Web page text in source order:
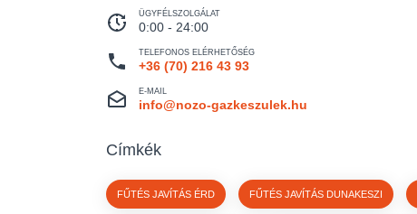
ÜGYFÉLSZOLGÁLAT
0:00 - 24:00
TELEFONOS ELÉRHETŐSÉG
+36 (70) 216 43 93
E-MAIL
info@nozo-gazkeszulek.hu
Címkék
FŰTÉS JAVÍTÁS ÉRD FŰTÉS JAVÍTÁS DUNAKESZI